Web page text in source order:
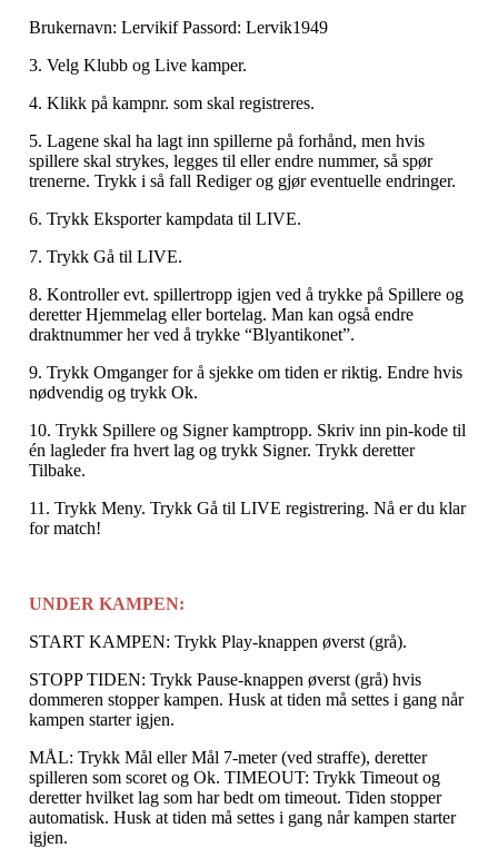
Brukernavn: Lervikif Passord: Lervik1949
3. Velg Klubb og Live kamper.
4. Klikk på kampnr. som skal registreres.
5. Lagene skal ha lagt inn spillerne på forhånd, men hvis
spillere skal strykes, legges til eller endre nummer, så spør
trenerne. Trykk i så fall Rediger og gjør eventuelle endringer.
6. Trykk Eksporter kampdata til LIVE.
7. Trykk Gå til LIVE.
8. Kontroller evt. spillertropp igjen ved å trykke på Spillere og
deretter Hjemmelag eller bortelag. Man kan også endre
draktnummer her ved å trykke “Blyantikonet”.
9. Trykk Omganger for å sjekke om tiden er riktig. Endre hvis
nødvendig og trykk Ok.
10. Trykk Spillere og Signer kamptropp. Skriv inn pin-kode til
én lagleder fra hvert lag og trykk Signer. Trykk deretter
Tilbake.
11. Trykk Meny. Trykk Gå til LIVE registrering. Nå er du klar
for match!
UNDER KAMPEN:
START KAMPEN: Trykk Play-knappen øverst (grå).
STOPP TIDEN: Trykk Pause-knappen øverst (grå) hvis
dommeren stopper kampen. Husk at tiden må settes i gang når
kampen starter igjen.
MÅL: Trykk Mål eller Mål 7-meter (ved straffe), deretter
spilleren som scoret og Ok. TIMEOUT: Trykk Timeout og
deretter hvilket lag som har bedt om timeout. Tiden stopper
automatisk. Husk at tiden må settes i gang når kampen starter
igjen.